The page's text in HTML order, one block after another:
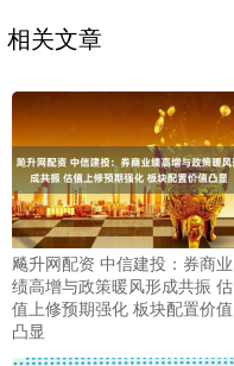
相关文章
飚升网配资 中信建投：券商业
绩高增与政策暖风形成共振 估
值上修预期强化 板块配置价值
凸显